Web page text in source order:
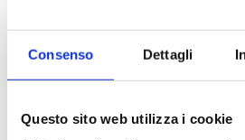
Consenso Dettagli
Questo sito web utilizza i cookie
acciaio smaltato isolante